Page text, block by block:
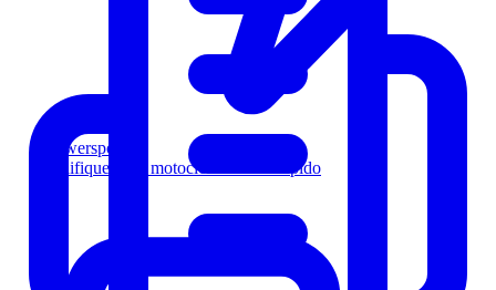
Powersports
Califique a los motociclistas más rápido